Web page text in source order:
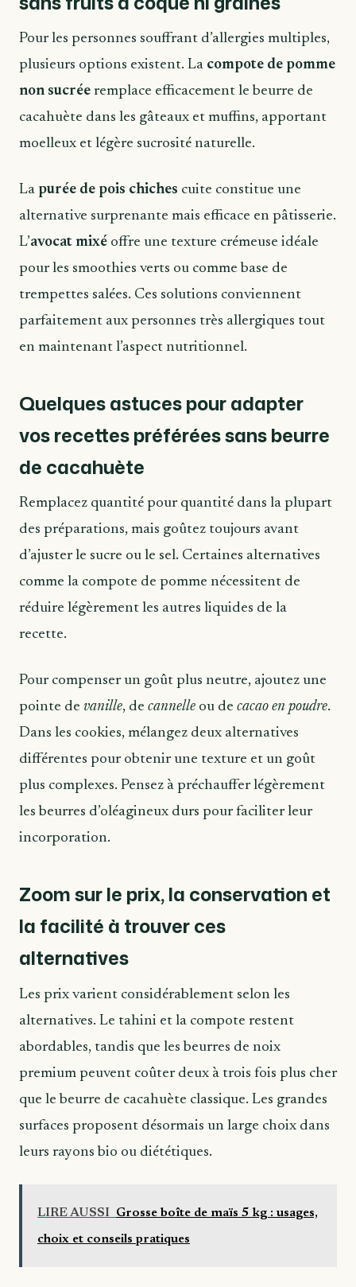
Pour les personnes souffrant d’allergies multiples,
plusieurs options existent. La compote de pomme
non sucrée remplace efficacement le beurre de
cacahuète dans les gâteaux et muffins, apportant
moelleux et légère sucrosité naturelle.
La purée de pois chiches cuite constitue une
alternative surprenante mais efficace en pâtisserie.
L’avocat mixé offre une texture crémeuse idéale
pour les smoothies verts ou comme base de
trempettes salées. Ces solutions conviennent
parfaitement aux personnes très allergiques tout
en maintenant l’aspect nutritionnel.
Quelques astuces pour adapter
vos recettes préférées sans beurre
de cacahuète
Remplacez quantité pour quantité dans la plupart
des préparations, mais goûtez toujours avant
d’ajuster le sucre ou le sel. Certaines alternatives
comme la compote de pomme nécessitent de
réduire légèrement les autres liquides de la
recette.
Pour compenser un goût plus neutre, ajoutez une
pointe de vanille, de cannelle ou de cacao en poudre.
Dans les cookies, mélangez deux alternatives
différentes pour obtenir une texture et un goût
plus complexes. Pensez à préchauffer légèrement
les beurres d’oléagineux durs pour faciliter leur
incorporation.
Zoom sur le prix, la conservation et
la facilité à trouver ces
alternatives
Les prix varient considérablement selon les
alternatives. Le tahini et la compote restent
abordables, tandis que les beurres de noix
premium peuvent coûter deux à trois fois plus cher
que le beurre de cacahuète classique. Les grandes
surfaces proposent désormais un large choix dans
leurs rayons bio ou diététiques.
LIRE AUSSI Grosse boîte de maïs 5 kg : usages,
choix et conseils pratiques